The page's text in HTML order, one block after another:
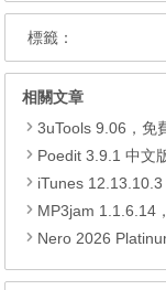
標籤：
相關文章
3uTools 9.06，免費
Poedit 3.9.1 中文
iTunes
MP3jam 1.1.6.14
Nero 2026 Platinum